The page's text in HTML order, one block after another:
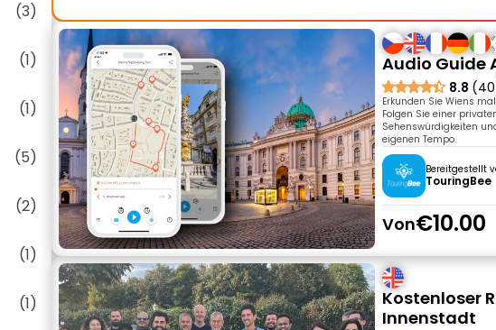
(3)
(1)
(1)
(5)
(2)
(1)
(1)
Audio Guide
8.8
Erkunden Sie Wiens
Folgen Sie einer
Sehenswürdigkeiten
eigenen Tempo.
Bereitgestellt
TouringBee
Von€10.00
Kostenloser
Innenstadt